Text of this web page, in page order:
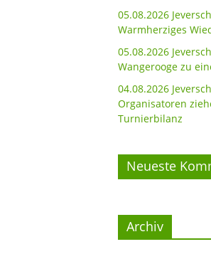
05.08.2026
Warmherziges
05.08.2026
Wangerooge zu
04.08.2026
Organisatoren
Turnierbilanz
Neueste
Archiv